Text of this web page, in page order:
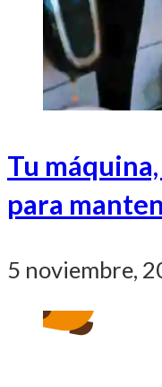
Tu
para
5 noviembre,